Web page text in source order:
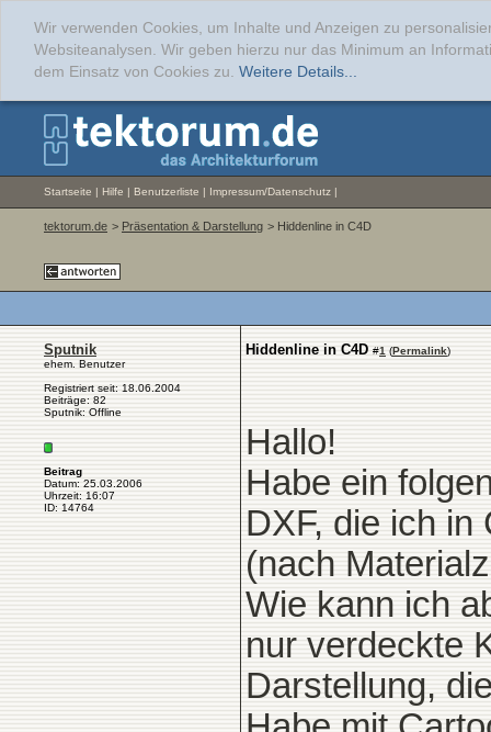
Wir verwenden Cookies, um Inhalte und Anzeigen zu
Websiteanalysen. Wir geben hierzu nur das Minimum an
dem Einsatz von Cookies zu. Weitere Details...
Startseite | Hilfe | Benutzerliste | Impressum/Datenschutz |
tektorum.de > Präsentation & Darstellung > Hiddenline in C4D
Sputnik
ehem. Benutzer
Registriert seit: 18.06.2004
Beiträge: 82
Sputnik: Offline
Beitrag
Datum: 25.03.2006
Uhrzeit: 16:07
ID: 14764
Hiddenline in C4D #1 (Permalink)
Hallo!
Habe ein
DXF, die ich in
(nach
Wie kann ich
nur verdeckte
Darstellung,